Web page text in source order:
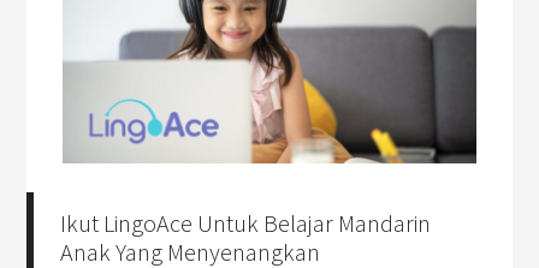
Ikut LingoAce Untuk Belajar Mandarin
Anak Yang Menyenangkan